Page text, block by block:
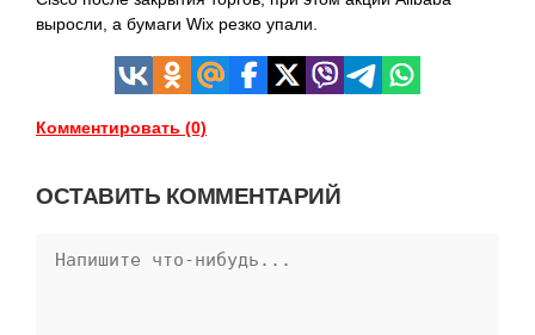
выросли, а бумаги Wix резко упали.
Комментировать (0)
ОСТАВИТЬ КОММЕНТАРИЙ